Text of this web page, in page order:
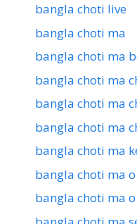
bangla choti live
bangla choti ma
bangla choti ma
bangla choti ma
bangla choti ma
bangla choti ma
bangla choti ma
bangla choti ma
bangla choti ma